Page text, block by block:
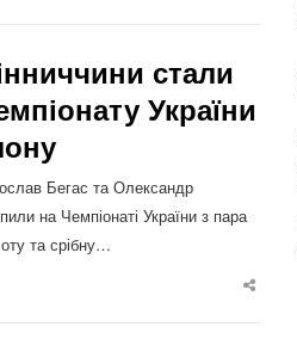
стали
України
Бегас та Олександр
на Чемпіонаті України з пара
та срібну…
Share